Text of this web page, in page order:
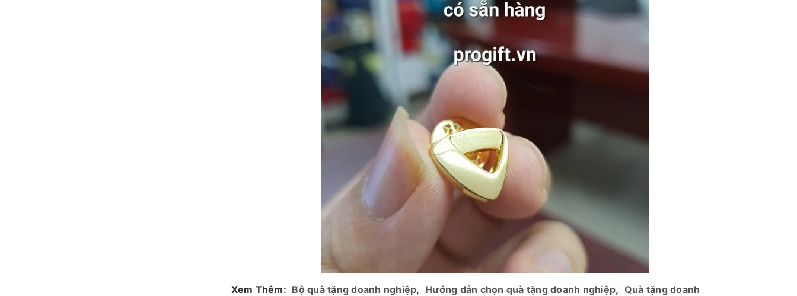
Xem Thêm: Bộ quà tặng doanh nghiệp, Hướng dẫn chọn quà tặng doanh nghiệp, Quà tặng doanh